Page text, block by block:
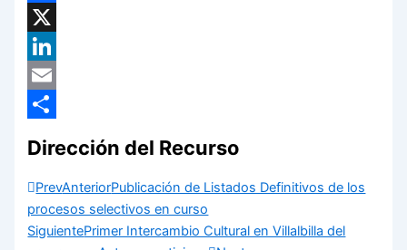
Facebook
X
LinkedIn
Email
Dirección del Recurso
PrevAnteriorPublicación de Listados Definitivos de los
procesos selectivos en curso
SiguientePrimer Intercambio Cultural en Villalbilla del